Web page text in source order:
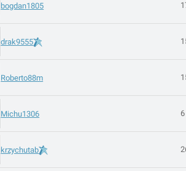
bogdan1805
drak9555
Roberto88m
Michu1306
krzychutab